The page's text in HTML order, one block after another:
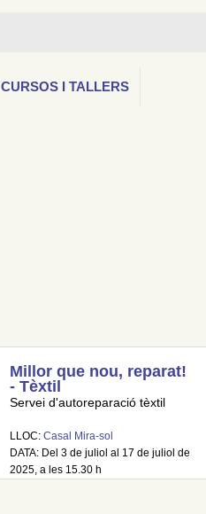
CURSOS I TALLERS
Millor que nou, reparat!
- Tèxtil
Servei d'autoreparació tèxtil
LLOC:Casal Mira-sol
DATA: Del 3 de juliol al 17 de juliol de
2025, a les 15.30 h